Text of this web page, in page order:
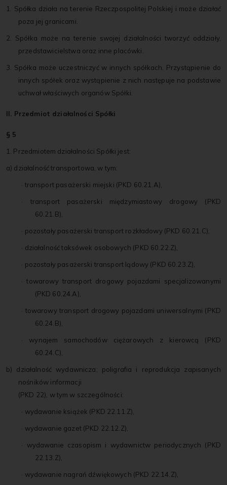
1. Spółka działa na terenie Rzeczpospolitej Polskiej i może działać
poza jej granicami.
2. Spółka może na terenie swojej działalności tworzyć oddziały,
przedstawicielstwa oraz inne placówki.
3. Spółka może uczestniczyć w innych spółkach. Przystąpienie do
innych spółek oraz wystąpienie z nich następuje na podstawie
uchwał właściwych organów Spółki.
II. Przedmiot działalności Spółki
§ 5
1. Przedmiotem działalności Spółki jest:
a) działalność transportowa, w tym:
· transport pasażerski miejski (PKD 60.21.A),
· transport pasażerski międzymiastowy drogowy (PKD
60.21.B),
· pozostały pasażerski transport rozkładowy (PKD 60.21.C),
· działalność taksówek osobowych (PKD 60.22.Z),
· pozostały pasażerski transport lądowy (PKD 60.23.Z),
· towarowy transport drogowy pojazdami specjalizowanymi
(PKD 60.24.A),
· towarowy transport drogowy pojazdami uniwersalnymi (PKD
60.24.B),
· wynajem samochodów ciężarowych z kierowcą (PKD
60.24.C),
b) działalność wydawnicza; poligrafia i reprodukcja zapisanych
nośników informacji
(PKD 22), w tym w szczególności:
· wydawanie książek (PKD 22.11.Z),
· wydawanie gazet (PKD 22.12.Z),
· wydawanie czasopism i wydawnictw periodycznych (PKD
22.13.Z),
· wydawanie nagrań dźwiękowych (PKD 22.14.Z),